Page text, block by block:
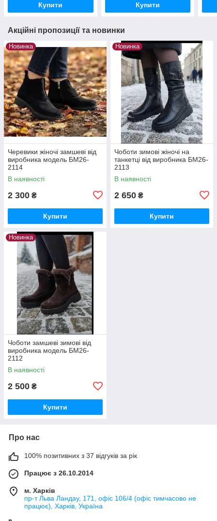
Купити Купити
Акційні пропозиції та новинки
Новинка
Черевики жіночі замшеві від
виробника модель БМ26-
2114
В наявності
2 300 ₴
Купити
Новинка
Чоботи зимові жіночі на
танкетці від виробника БМ26-
2113
В наявності
2 650 ₴
Купити
Новинка
Чоботи замшеві зимові від
виробника модель БМ26-
2112
В наявності
2 500 ₴
Купити
Про нас
100% позитивних з 37 відгуків за рік
Працює з 26.10.2014
м. Харків
пр-т Льва Ландау, 171, офіс 106/4 (офіс тимчасово не
працює), Харків, Україна